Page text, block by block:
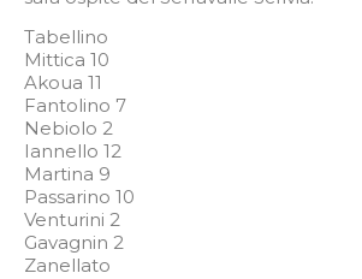
Tabellino
Mittica 10
Akoua 11
Fantolino 7
Nebiolo 2
Iannello 12
Martina 9
Passarino 10
Venturini 2
Gavagnin 2
Zanellato